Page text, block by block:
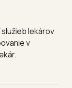
lekárov
v